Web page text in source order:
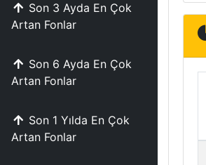
Son 3 Ayda En Çok
Artan Fonlar
Son 6 Ayda En Çok
Artan Fonlar
Son 1 Yılda En Çok
Artan Fonlar